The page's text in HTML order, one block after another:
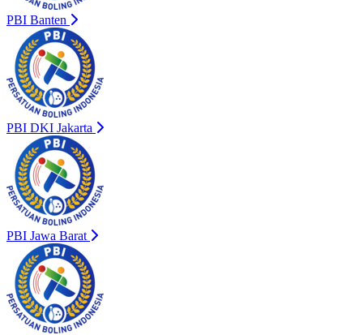
PBI Banten
PBI DKI Jakarta
PBI Jawa Barat